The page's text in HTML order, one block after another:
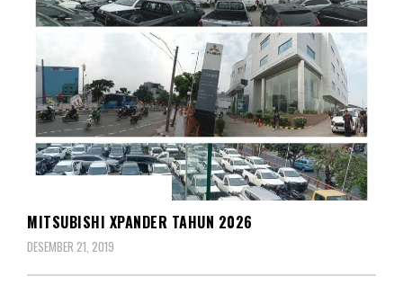
MITSUBISHI XPANDER TAHUN 2026
DESEMBER 21, 2019